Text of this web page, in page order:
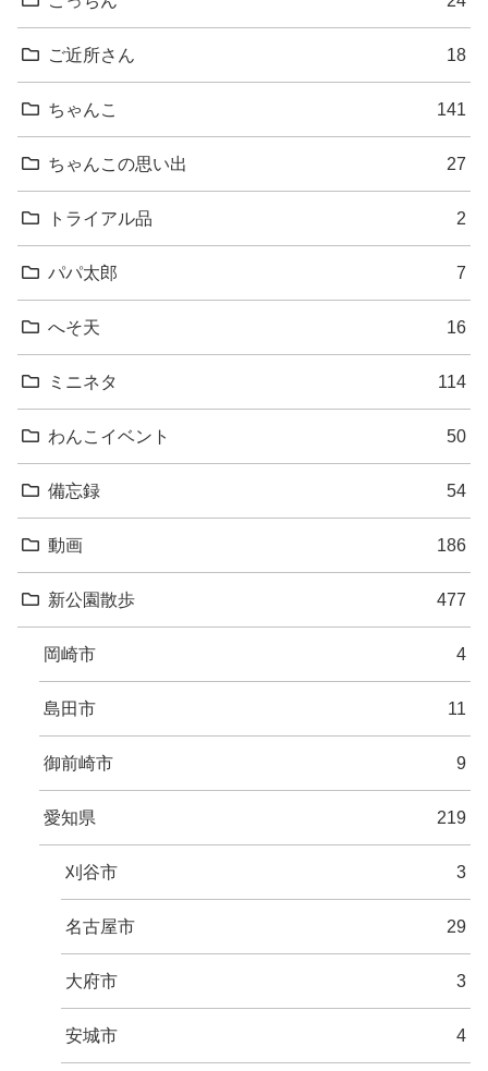
ご近所さん 18
ちゃんこ 141
ちゃんこの思い出 27
トライアル品 2
パパ太郎 7
へそ天 16
ミニネタ 114
わんこイベント 50
備忘録 54
動画 186
新公園散歩 477
岡崎市 4
島田市 11
御前崎市 9
愛知県 219
刈谷市 3
名古屋市 29
大府市 3
安城市 4